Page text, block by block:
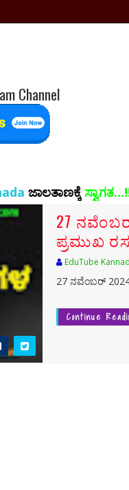
Channel
ಸ್ವಾಗತ…!!
27
ಪ್ರಮುಖ
EduTube
27 ನವೆಂಬರ್ 2024
Continue